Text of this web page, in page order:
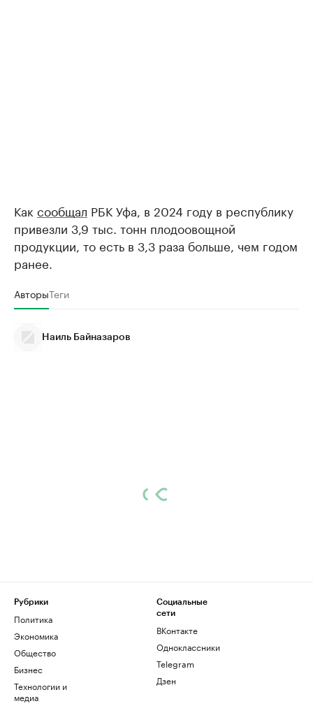
Как сообщал РБК Уфа, в 2024 году в республику
привезли 3,9 тыс. тонн плодоовощной
продукции, то есть в 3,3 раза больше, чем годом
ранее.
АвторыТеги
Наиль Байназаров
Рубрики
Политика
Экономика
Общество
Бизнес
Технологии и
медиа
Социальные
сети
ВКонтакте
Одноклассники
Telegram
Дзен